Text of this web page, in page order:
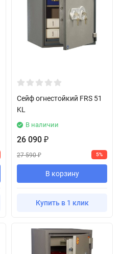
Сейф огнестойкий FRS 51
KL
В наличии
26 090 ₽
27 590₽ 5%
В корзину
Купить в 1 клик